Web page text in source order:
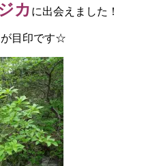
カ に出会えました！
目印です☆